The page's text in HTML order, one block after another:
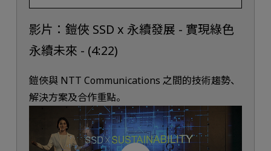
影片：鎧俠 SSD x 永續發展 - 實現綠色
永續未來 - (4:22)
鎧俠與 NTT Communications 之間的技術趨勢、
解決方案及合作重點。